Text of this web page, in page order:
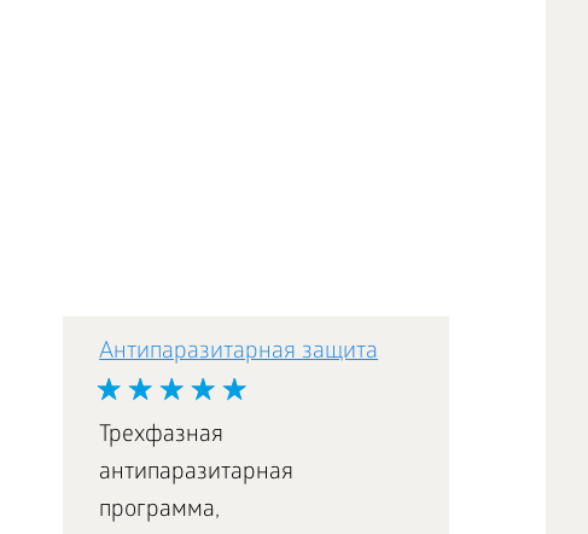
Антипаразитарная защита
Трехфазная
антипаразитарная
программа,